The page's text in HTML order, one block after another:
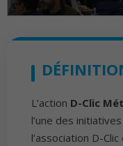
L’action D-Clic
l’une des
l’association D-